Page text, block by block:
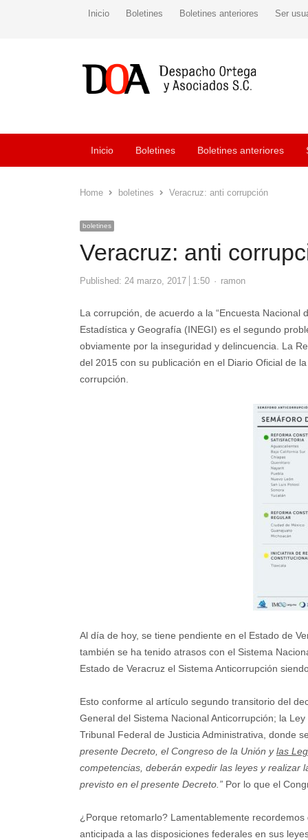
Inicio Boletines Boletines anteriores Ser
Inicio Boletines Boletines anteriores
Home
boletines Veracruz: anti corrupción
boletines
Veracruz: anti
Published: 24 marzo, 2017 1:50 Author
ramon
La corrupción, de acuerdo a la “Encuesta Nacional
Estadística y Geografía (INEGI) es el segundo
obviamente por la inseguridad y delincuencia. La
del 2015 con su publicación en el Diario Oficial de
corrupción.
Al día de hoy, se tiene pendiente en el Estado de
también se ha tenido atrasos con el Sistema
Estado de Veracruz el Sistema Anticorrupción
Esto conforme al artículo segundo transitorio del
General del Sistema Nacional Anticorrupción; la
Tribunal Federal de Justicia Administrativa, donde
presente Decreto, el Congreso de la Unión ylas
competencias, deberán expedir las leyes y realizar
previsto en el presente Decreto.” Por lo que el
¿Porque retomarlo? Lamentablemente
anticipada a las disposiciones federales en sus